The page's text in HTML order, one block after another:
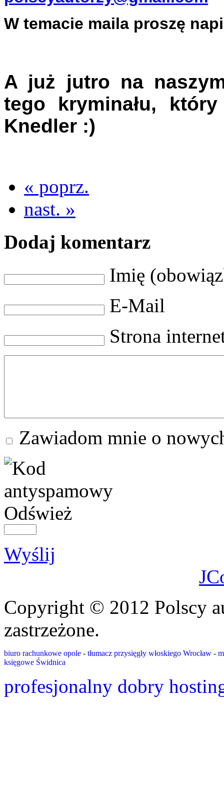
W temacie maila proszę
A już jutro na
tego kryminału, który
Knedler :)
« poprz.
nast. »
Dodaj komentarz
Imię
E-Mail
Strona
Zawiadom mnie o
Odśwież
Wyślij
Copyright © 2012 Polscy
zastrzeżone.
biuro rachunkowe opole - tłumacz przysięgły włoskiego Wrocław -
księgowe Świdnica
profesjonalny dobry